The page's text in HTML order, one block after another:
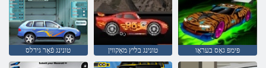
טונינג פֿאַר גירלס טונינג בליץ מאַקווין פּימפּ גאַס בעראָו